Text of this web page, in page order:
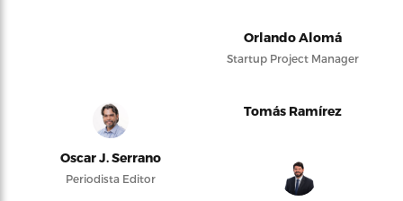
Orlando Alomá
Startup Project Manager
Oscar J. Serrano
Periodista Editor
Tomás Ramírez